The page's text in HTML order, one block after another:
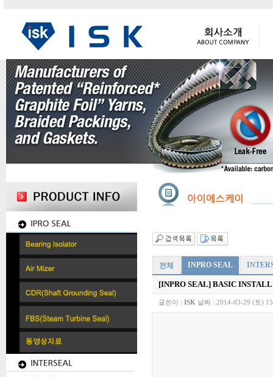
전체 INPRO SEAL
[INPRO SEAL] BASIC INSTALL
글쓴이 : ISK 날짜 : 2014-03-29 (토)